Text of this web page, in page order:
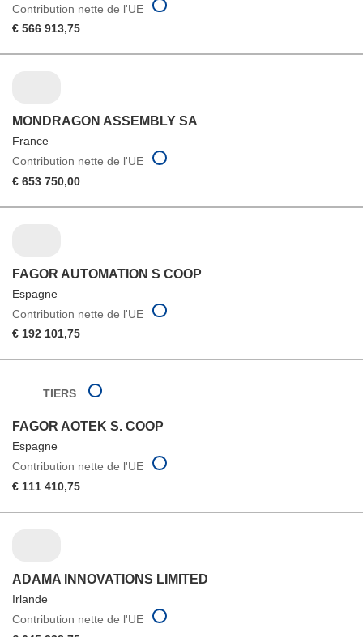
Contribution nette de l'UE
€ 566 913,75
MONDRAGON ASSEMBLY SA
France
Contribution nette de l'UE
€ 653 750,00
FAGOR AUTOMATION S COOP
Espagne
Contribution nette de l'UE
€ 192 101,75
TIERS
FAGOR AOTEK S. COOP
Espagne
Contribution nette de l'UE
€ 111 410,75
ADAMA INNOVATIONS LIMITED
Irlande
Contribution nette de l'UE